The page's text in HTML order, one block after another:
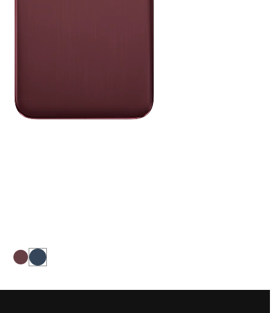
Zinfandel